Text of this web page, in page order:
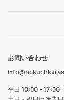
お問い合わせ
平日 10:00 - 17:00